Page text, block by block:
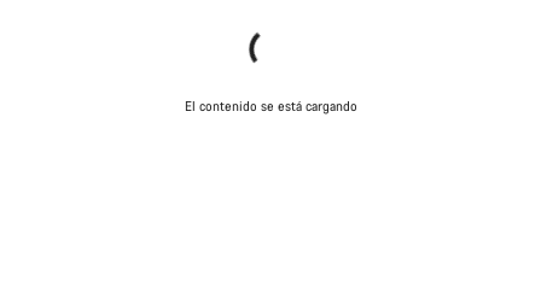
El contenido se está cargando